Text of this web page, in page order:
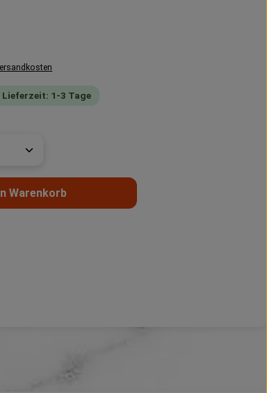
1-3 Tage
Gib den gewünschten Wert
Warenkorb